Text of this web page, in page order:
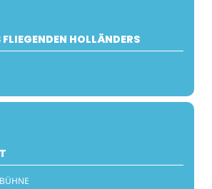
FLIEGENDEN HOLLÄNDERS